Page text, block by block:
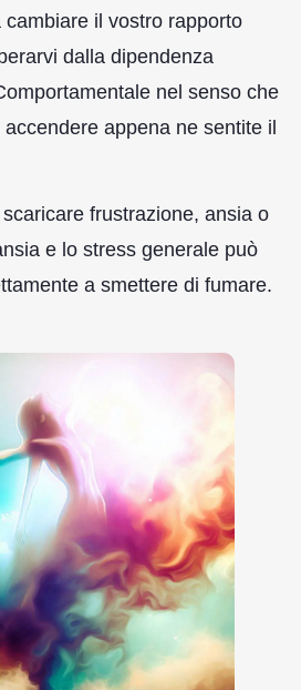
il vostro rapporto
dalla dipendenza
nel senso che
appena ne sentite il
frustrazione, ansia o
e lo stress generale può
a smettere di fumare.